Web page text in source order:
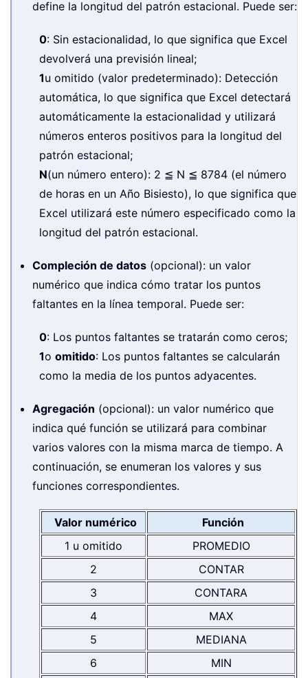
define la longitud del patrón estacional. Puede ser:
0: Sin estacionalidad, lo que significa que Excel
devolverá una previsión lineal;
1u omitido (valor predeterminado): Detección
automática, lo que significa que Excel detectará
automáticamente la estacionalidad y utilizará
números enteros positivos para la longitud del
patrón estacional;
N(un número entero): 2 ≦ N ≦ 8784 (el número
de horas en un Año Bisiesto), lo que significa que
Excel utilizará este número especificado como la
longitud del patrón estacional.
Compleción de datos (opcional): un valor
numérico que indica cómo tratar los puntos
faltantes en la línea temporal. Puede ser:
0: Los puntos faltantes se tratarán como ceros;
1o omitido: Los puntos faltantes se calcularán
como la media de los puntos adyacentes.
Agregación (opcional): un valor numérico que
indica qué función se utilizará para combinar
varios valores con la misma marca de tiempo. A
continuación, se enumeran los valores y sus
funciones correspondientes.
Valor numérico
Función
1 u omitido
PROMEDIO
2
CONTAR
3
CONTARA
4
MAX
5
MEDIANA
6
MIN